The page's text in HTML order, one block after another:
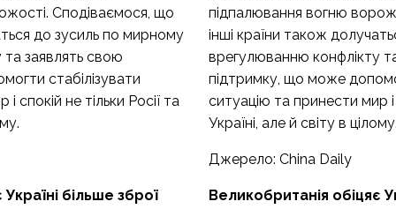
Сподіваємося, що
до зусиль по мирному
заявлять свою
стабілізувати
спокій не тільки Росії та
більше зброї
підпалювання вогню
інші країни також
врегулюванню конфлікту
підтримку, що може
ситуацію та принести мир і
Україні, але й світу в
Джерело: China Daily
Великобританія обіцяє